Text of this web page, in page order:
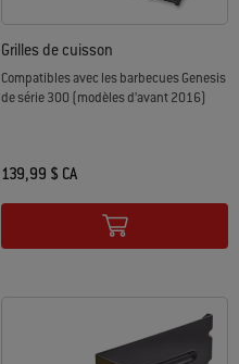
Grilles de cuisson
Compatibles avec les barbecues Genesis
de série 300 (modèles d’avant 2016)
139,99 $ CA
Color Options